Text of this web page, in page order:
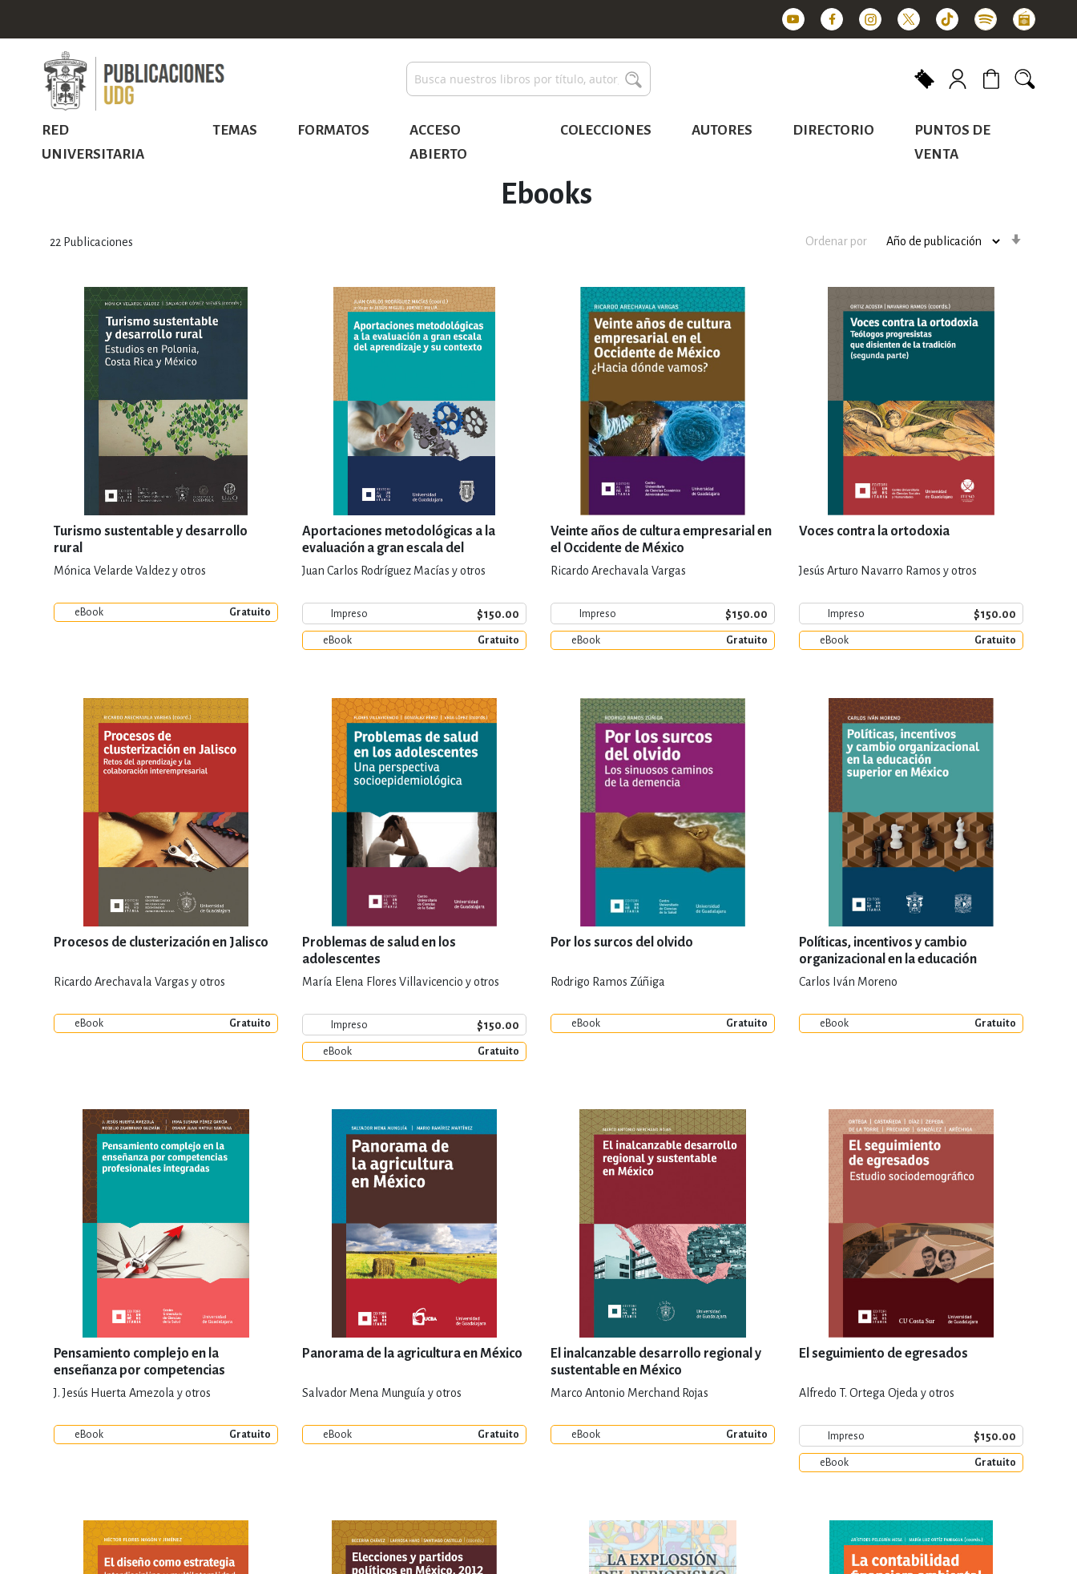
Buscar
RED
UNIVERSITARIA
TEMAS FORMATOS
ACCESO
ABIERTO
COLECCIONES AUTORES DIRECTORIO
PUNTOS DE
VENTA
Ebooks
22 Publicaciones Ordenar por
Turismo sustentable y desarrollo
rural
Mónica Velarde Valdez y otros
eBook Gratuito
Aportaciones metodológicas a la
evaluación a gran escala del
aprendizaje y su contexto
Juan Carlos Rodríguez Macías y otros
Impreso $150.00
eBook Gratuito
Veinte años de cultura empresarial en
el Occidente de México
Ricardo Arechavala Vargas
Impreso $150.00
eBook Gratuito
Voces contra la ortodoxia
Jesús Arturo Navarro Ramos y otros
Impreso $150.00
eBook Gratuito
Procesos de clusterización en Jalisco
Ricardo Arechavala Vargas y otros
eBook Gratuito
Problemas de salud en los
adolescentes
María Elena Flores Villavicencio y otros
Impreso $150.00
eBook Gratuito
Por los surcos del olvido
Rodrigo Ramos Zúñiga
eBook Gratuito
Políticas, incentivos y cambio
organizacional en la educación
superior en México
Carlos Iván Moreno
eBook Gratuito
Pensamiento complejo en la
enseñanza por competencias
profesionales integradas
J. Jesús Huerta Amezola y otros
eBook Gratuito
Panorama de la agricultura en México
Salvador Mena Munguía y otros
eBook Gratuito
El inalcanzable desarrollo regional y
sustentable en México
Marco Antonio Merchand Rojas
eBook Gratuito
El seguimiento de egresados
Alfredo T. Ortega Ojeda y otros
Impreso $150.00
eBook Gratuito